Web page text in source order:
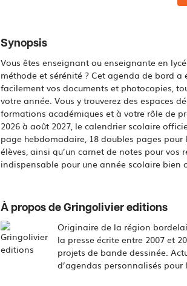
Synopsis
Vous êtes enseignant ou enseignante en
méthode et sérénité ? Cet agenda de bord a
facilement vos documents et photocopies,
votre année. Vous y trouverez des espaces
formations académiques et à votre rôle de
2026 à août 2027, le calendrier scolaire
page hebdomadaire, 18 doubles pages pour
élèves, ainsi qu’un carnet de notes pour
indispensable pour une année scolaire bien
À propos de Gringolivier editions
Originaire de la région
la presse écrite entre 2007 et
projets de bande dessinée.
d’agendas personnalisés pour